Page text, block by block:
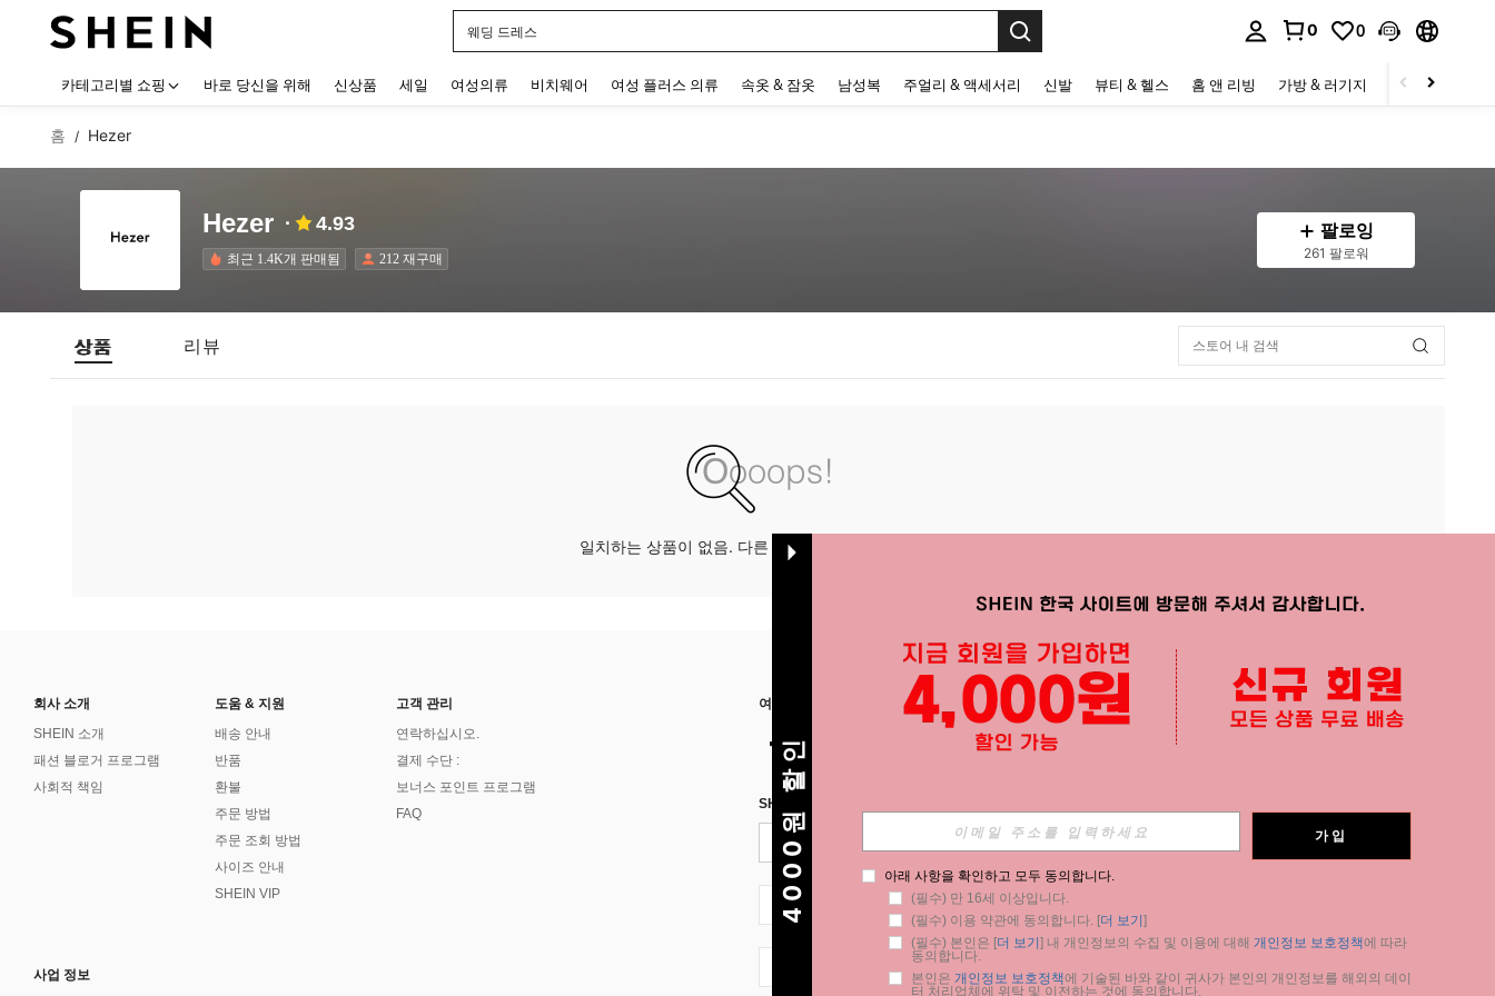
웨딩 드레스
0 0
카테고리별 쇼핑 바로 당신을 위해 신상품 세일 여성의류 비치웨어 여성 플러스 의류 속옷 & 잠옷 남성복 주얼리 & 액세서리 신발 뷰티 & 헬스 홈 앤 리빙 가방 & 러기지 스포츠 & 아웃
홈 / Hezer
Hezer 4.93
최근 1.4K개 판매됨 212 재구매
팔로잉
261 팔로워
상품 리뷰
일치하는 상품이 없음. 다른 옵션으로 시도하십시오.
회사 소개
SHEIN 소개
패션 블로거 프로그램
사회적 책임
도움 & 지원
배송 안내
반품
환불
주문 방법
주문 조회 방법
사이즈 안내
SHEIN VIP
고객 관리
연락하십시오.
결제 수단 :
보너스 포인트 프로그램
FAQ
사업 정보
여기에서 저희를 찾아주세요 APP
SHEIN STYLE NEWS에 등록하세요.
KR + 82
4000원 할인 가입
아래 사항을 확인하고 모두 동의합니다.
(필수) 만 16세 이상입니다.
(필수) 이용 약관에 동의합니다. [더 보기 ]
(필수) 본인은 [더 보기 ] 내 개인정보의 수집 및 이용에 대해 개인정보 보호정책에 따라
동의합니다.
본인은 개인정보 보호정책에 기술된 바와 같이 귀사가 본인의 개인정보를 해외의 데이
터 처리업체에 위탁 및 이전하는 것에 동의합니다.